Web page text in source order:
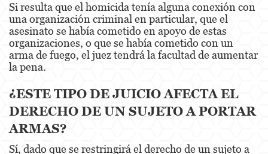
Forging Or Altering A Prescription
Identity Theft
Record Sealing
Post Conviction Relief
Si resulta que el homicida tenía alguna conexión con
una organización criminal en particular, que el
asesinato se había cometido en apoyo de estas
organizaciones, o que se había cometido con un
arma de fuego, el juez tendrá la facultad de aumentar
la pena.
¿ESTE TIPO DE JUICIO AFECTA EL
DERECHO DE UN SUJETO A PORTAR
ARMAS?
Sí, dado que se restringirá el derecho de un sujeto a